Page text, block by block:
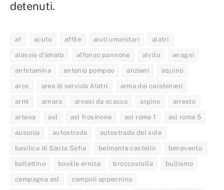
detenuti.
a1 acuto affile aiuti umanitari alatri
alessio d'amato alfonso pannone alvito anagni
anfetamina antonio pompeo anziani aquino
arce area di servizio Alatri arma dei carabinieri
armi arnara arnesi da scasso arpino arresto
artena asl asl frosinone asl roma 1 asl roma 5
ausonia autostrada autostrada del sole
basilica di Santa Sofia belmonte castello benevento
bollettino boville ernica broccostella bullismo
campagna asl campoli appennino